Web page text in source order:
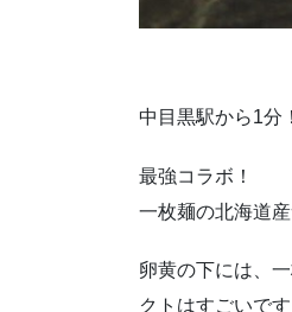
中目黒駅から1分
最強コラボ！
一枚麺の北海道
卵黄の下には、
クトはすごいで